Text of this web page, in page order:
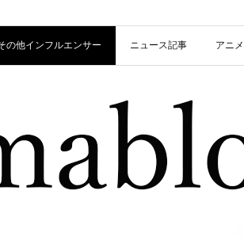
の他インフルエンサー ニュース記事 アニ